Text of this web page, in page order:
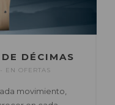
DÉCIMAS
EN OFERTAS
movimiento,